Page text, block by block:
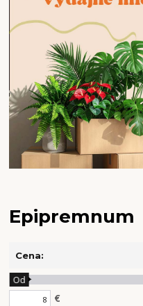
Epipremnum
Cena:
€
Od